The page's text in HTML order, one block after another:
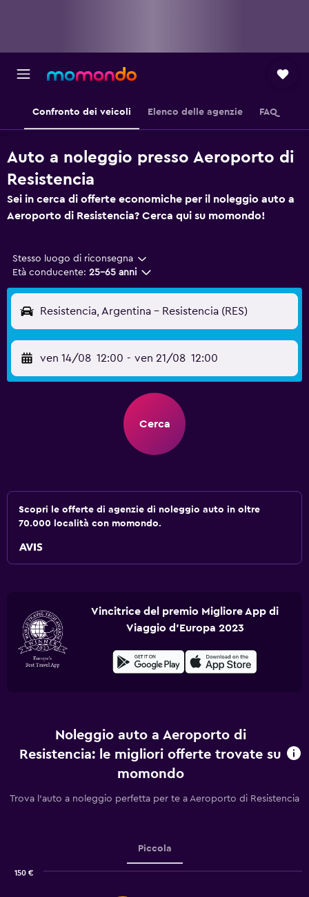
Confronto dei veicoli Elenco delle agenzie FAQ
Auto a noleggio presso Aeroporto di
Resistencia
Sei in cerca di offerte economiche per il noleggio auto a
Aeroporto di Resistencia? Cerca qui su momondo!
Stesso luogo di riconsegna
Età conducente: 25-65 anni
Resistencia, Argentina - Resistencia (RES)
ven 14/08 12:00 - ven 21/08 12:00
Cerca
Scopri le offerte di agenzie di noleggio auto in oltre
70.000 località con momondo.
Vincitrice del premio Migliore App di
Viaggio d'Europa 2023
Noleggio auto a Aeroporto di
Resistencia: le migliori offerte trovate su
momondo
Trova l'auto a noleggio perfetta per te a Aeroporto di Resistencia
Piccola
150 €